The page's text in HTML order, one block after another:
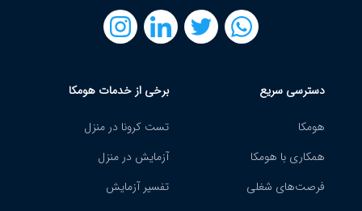
دسترسی سریع
هومکا
همکاری با هومکا
فرصت‌های شغلی
برخی از خدمات هومکا
تست کرونا در منزل
آزمایش در منزل
تفسیر آزمایش